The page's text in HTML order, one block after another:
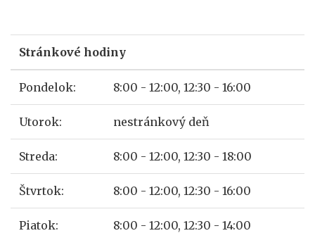
Stránkové hodiny
Pondelok: 8:00 - 12:00, 12:30 - 16:00
Utorok: nestránkový deň
Streda: 8:00 - 12:00, 12:30 - 18:00
Štvrtok: 8:00 - 12:00, 12:30 - 16:00
Piatok: 8:00 - 12:00, 12:30 - 14:00